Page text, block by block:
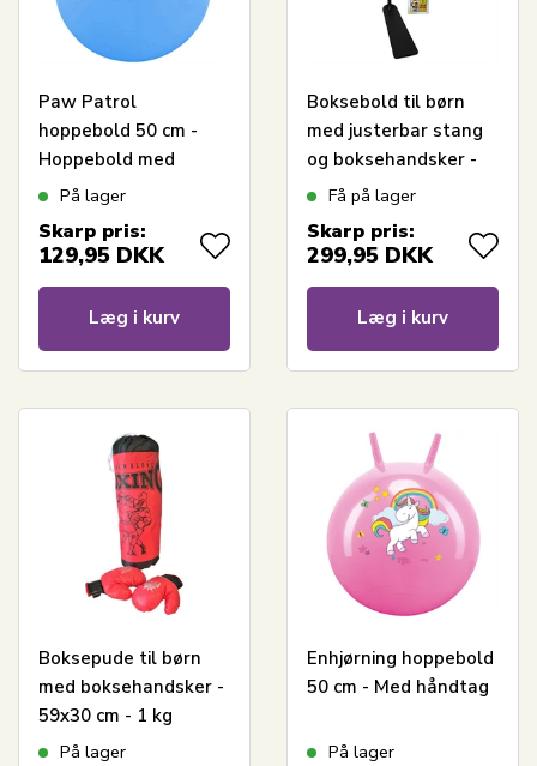
Paw Patrol
hoppebold 50 cm -
Hoppebold med
håndtag
På lager
Skarp pris:
129,95 DKK
Læg i kurv
Boksebold til børn
med justerbar stang
og boksehandsker -
89-126 cm
Få på lager
Skarp pris:
299,95 DKK
Læg i kurv
Boksepude til børn
med boksehandsker -
59x30 cm - 1 kg
På lager
Enhjørning hoppebold
50 cm - Med håndtag
På lager